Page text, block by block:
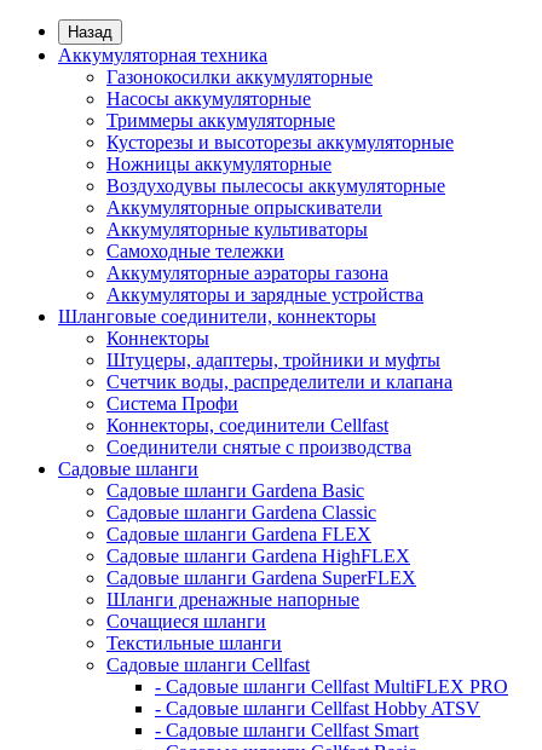
Назад
Аккумуляторная техника
Газонокосилки аккумуляторные
Насосы аккумуляторные
Триммеры аккумуляторные
Кусторезы и высоторезы аккумуляторные
Ножницы аккумуляторные
Воздуходувы пылесосы аккумуляторные
Аккумуляторные опрыскиватели
Аккумуляторные культиваторы
Самоходные тележки
Аккумуляторные аэраторы газона
Аккумуляторы и зарядные устройства
Шланговые соединители, коннекторы
Коннекторы
Штуцеры, адаптеры, тройники и муфты
Счетчик воды, распределители и клапана
Система Профи
Коннекторы, соединители Cellfast
Соединители снятые с производства
Садовые шланги
Садовые шланги Gardena Basic
Садовые шланги Gardena Classic
Садовые шланги Gardena FLEX
Садовые шланги Gardena HighFLEX
Садовые шланги Gardena SuperFLEX
Шланги дренажные напорные
Сочащиеся шланги
Текстильные шланги
Садовые шланги Cellfast
- Садовые шланги Cellfast MultiFLEX PRO
- Садовые шланги Cellfast Hobby ATSV
- Садовые шланги Cellfast Smart